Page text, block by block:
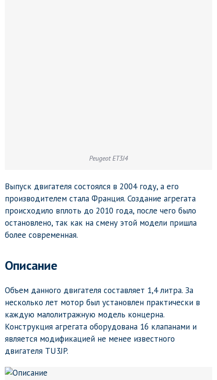
Peugeot ET3J4
Выпуск двигателя состоялся в 2004 году, а его
производителем стала Франция. Создание агрегата
происходило вплоть до 2010 года, после чего было
остановлено, так как на смену этой модели пришла
более современная.
Описание
Объем данного двигателя составляет 1,4 литра. За
несколько лет мотор был установлен практически в
каждую малолитражную модель концерна.
Конструкция агрегата оборудована 16 клапанами и
является модификацией не менее известного
двигателя TU3JP.